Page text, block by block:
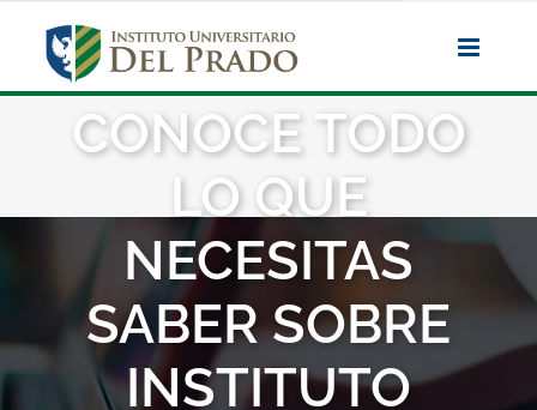
contenido
CONOCE TODO
LO QUE
NECESITAS
SABER SOBRE
INSTITUTO